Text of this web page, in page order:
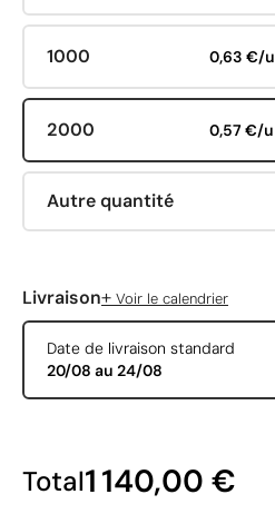
1000 0,63 €/u
2000 0,57 €/u
Autre quantité
Livraison+ Voir le calendrier
Date de livraison standard
20/08 au 24/08
Total1 140,00 €